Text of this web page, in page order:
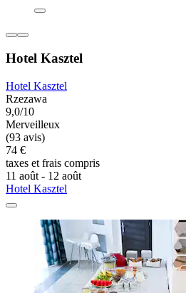
Hotel Kasztel
Hotel Kasztel
Rzezawa
9,0/10
Merveilleux
(93 avis)
74 €
taxes et frais compris
11 août - 12 août
Hotel Kasztel